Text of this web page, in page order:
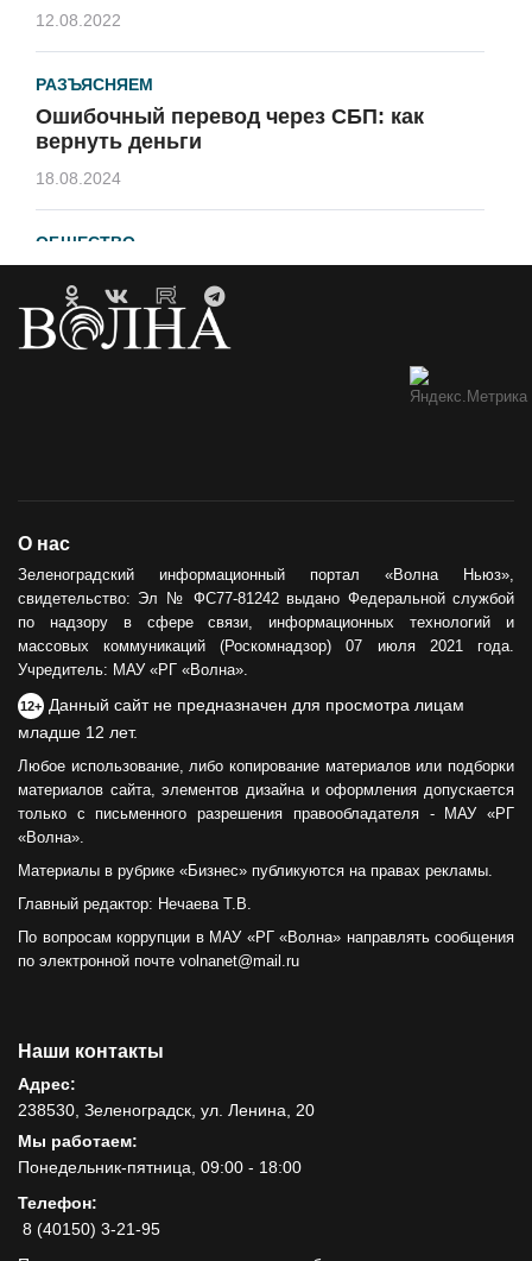
12.08.2022
РАЗЪЯСНЯЕМ
Ошибочный перевод через СБП: как
вернуть деньги
18.08.2024
ОБЩЕСТВО
21.04.2023
Сила тыла
30.05.2024
О нас
Зеленоградский информационный портал «Волна Ньюз»,
свидетельство: Эл № ФС77-81242 выдано Федеральной службой
по надзору в сфере связи, информационных технологий и
массовых коммуникаций (Роскомнадзор) 07 июля 2021 года.
Учредитель: МАУ «РГ «Волна».
12+ Данный сайт не предназначен для просмотра лицам
младше 12 лет.
Любое использование, либо копирование материалов или подборки
материалов сайта, элементов дизайна и оформления допускается
только с письменного разрешения правообладателя - МАУ «РГ
«Волна».
Материалы в рубрике «Бизнес» публикуются на правах рекламы.
Главный редактор: Нечаева Т.В.
По вопросам коррупции в МАУ «РГ «Волна» направлять сообщения
по электронной почте volnanet@mail.ru
Наши контакты
Адрес:
238530, Зеленоградск, ул. Ленина, 20
Мы работаем:
Понедельник-пятница, 09:00 - 18:00
Телефон:
8 (40150) 3-21-95